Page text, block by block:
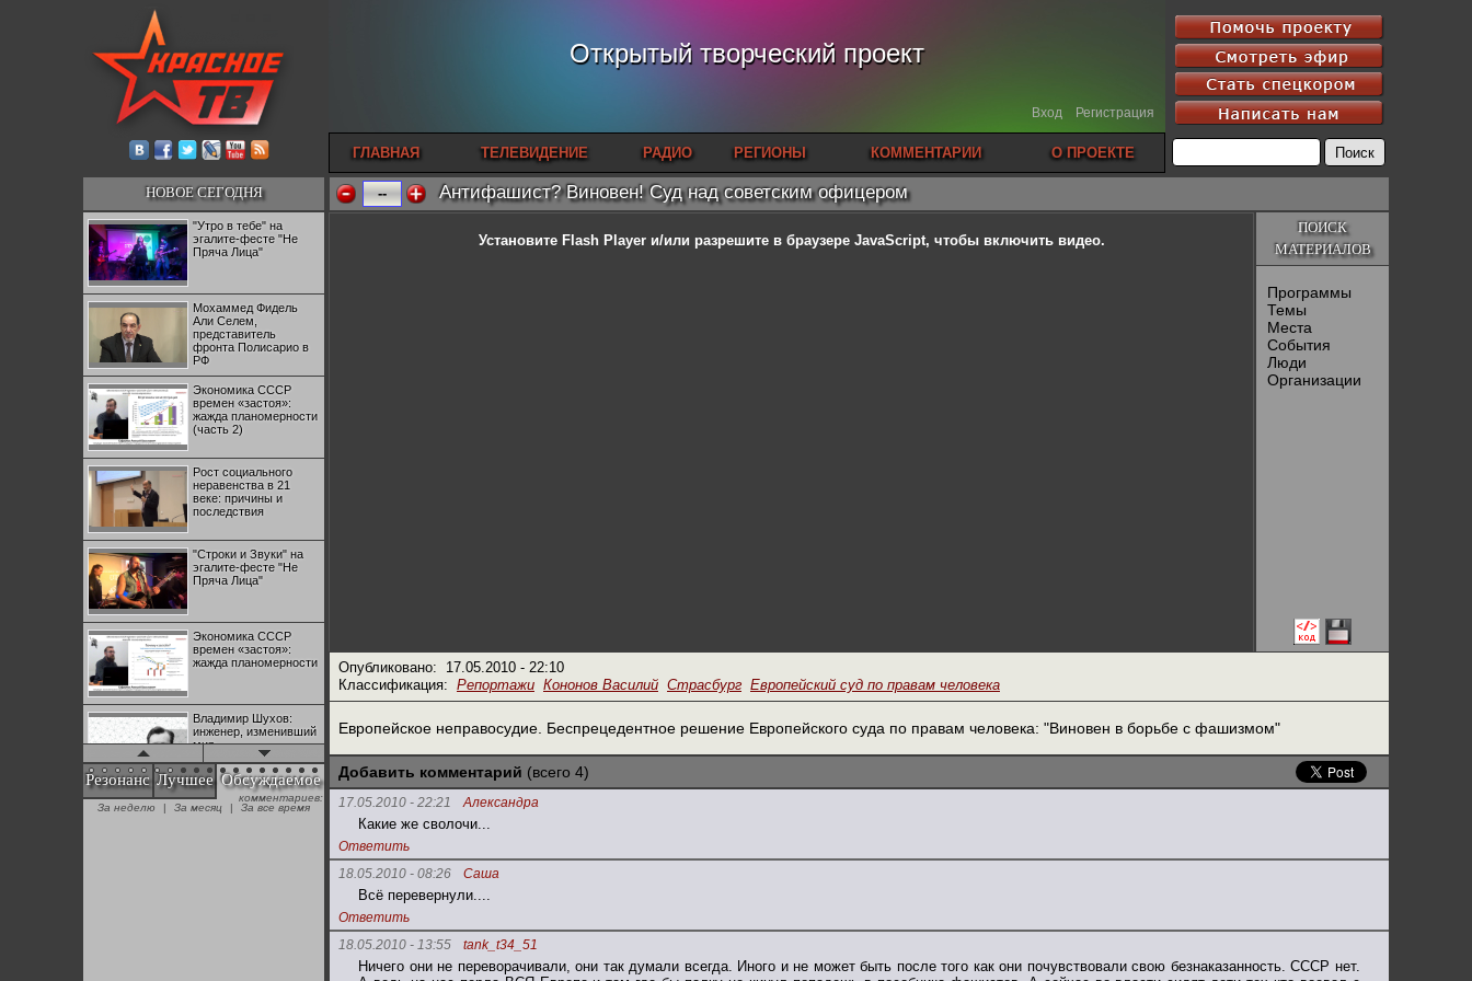
Открытый творческий проект
Вход Регистрация
ГЛАВНАЯ ТЕЛЕВИДЕНИЕ РАДИО РЕГИОНЫ КОММЕНТАРИИ О ПРОЕКТЕ
НОВОЕ СЕГОДНЯ
"Утро в тебе" на
эгалите-фесте "Не
Пряча Лица"
Мохаммед Фидель
Али Селем,
представитель
фронта Полисарио в
РФ
Экономика СССР
времен «застоя»:
жажда планомерности
(часть 2)
Рост социального
неравенства в 21
веке: причины и
последствия
"Строки и Звуки" на
эгалите-фесте "Не
Пряча Лица"
Экономика СССР
времен «застоя»:
жажда планомерности
Владимир Шухов:
инженер, изменивший
мир
"Аркадий Коц" на
эгалите-фесте "Не
Резонанс Лучшее Обсуждаемое
комментариев:
За неделю
| За месяц | За все время
-- Антифашист? Виновен! Суд над советским офицером
ПОИСК
МАТЕРИАЛОВ
Программы
Темы
Места
События
Люди
Организации
Установите Flash Playerи/или разрешите в браузере JavaScript, чтобы включить видео.
Опубликовано: 17.05.2010 - 22:10
Классификация: Репортажи Кононов Василий Страсбург Европейский суд по правам человека
Европейское неправосудие. Беспрецедентное решение Европейского суда по правам человека: "Виновен в борьбе с фашизмом"
Добавить комментарий (всего 4)
17.05.2010 - 22:21 Александра
Какие же сволочи...
Ответить
18.05.2010 - 08:26
Саша
Всё перевернули....
Ответить
18.05.2010 - 13:55
tank_t34_51
Ничего они не переворачивали, они так думали всегда. Иного и не может быть после того как они почувствовали свою безнаказанность. СССР нет.